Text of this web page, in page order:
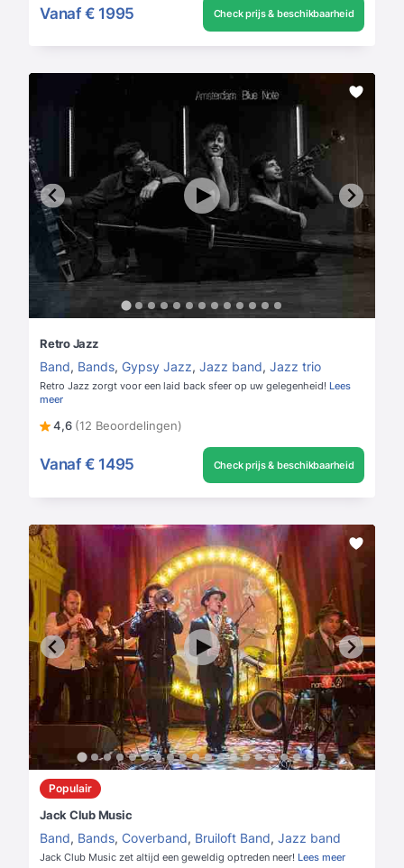
Vanaf € 1995 Check prijs & beschikbaarheid
Retro Jazz
Band, Bands, Gypsy Jazz, Jazz band, Jazz trio
Retro Jazz zorgt voor een laid back sfeer op uw gelegenheid! Lees
meer
4,6 (12 Beoordelingen)
Vanaf € 1495 Check prijs & beschikbaarheid
Populair
Jack Club Music
Band, Bands, Coverband, Bruiloft Band, Jazz band
Jack Club Music zet altijd een geweldig optreden neer! Lees meer